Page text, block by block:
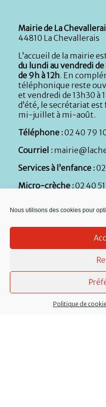
Nous utilisons des cookies pour
Politique de
Mairie de La
44810 La Chevallerais
L’accueil de la mairie
du lundi au vendredi
de 9h à 12h. En
téléphonique reste
et vendredi de 13h30 à
d’été, le secrétariat
mi-juillet à mi-août.
Téléphone :02 40 79
Courriel :
Services à l’enfance :
Micro-crèche :02 40
Nouette : 02 40 79 59